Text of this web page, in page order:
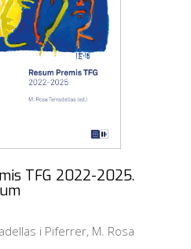
TFG 2022-2025.
i Piferrer, M. Rosa